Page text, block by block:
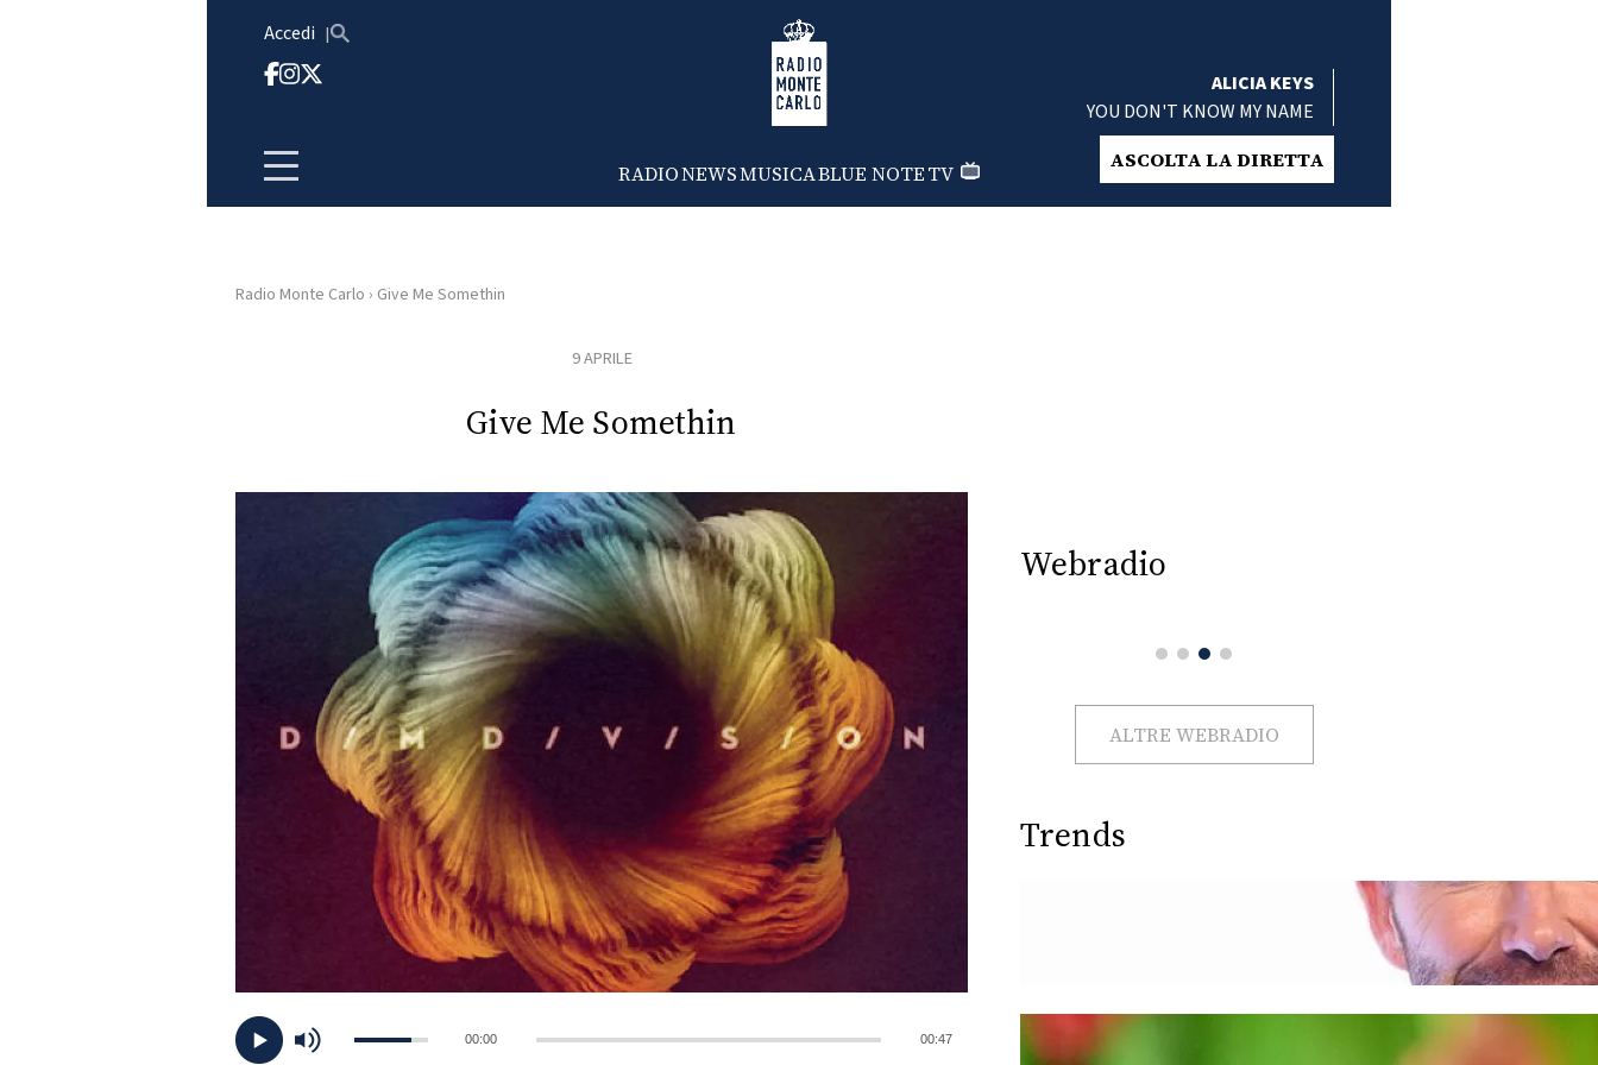
Accedi Radio Monte Carlo
RADIONEWSMUSICABLUE NOTETV
ALICIA KEYS
YOU DON'T KNOW MY NAME
ASCOLTA LA DIRETTA
RADIO
CONCORSI
TV
PRINCIPATO
Radio Monte Carlo › Give Me Somethin
9 APRILE
Give Me Somethin
00:00 00:47
Webradio
ALTRE WEBRADIO
Trends